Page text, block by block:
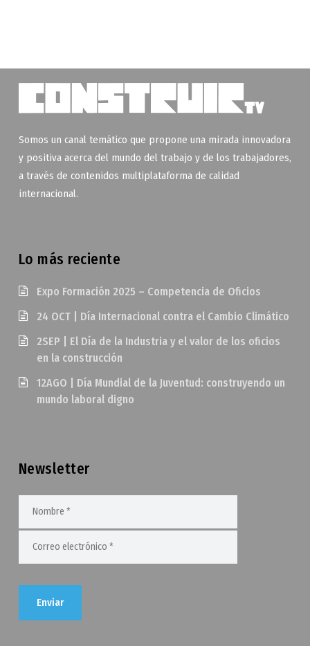
Somos un canal temático que propone una mirada innovadora
y positiva acerca del mundo del trabajo y de los trabajadores,
a través de contenidos multiplataforma de calidad
internacional.
Lo más reciente
Expo Formación 2025 – Competencia de Oficios
24 OCT | Día Internacional contra el Cambio Climático
2SEP | El Día de la Industria y el valor de los oficios
en la construcción
12AGO | Día Mundial de la Juventud: construyendo un
mundo laboral digno
Newsletter